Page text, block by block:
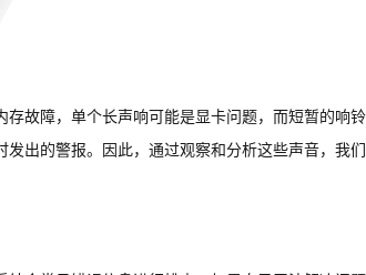
故障，单个长声响可能是显卡问题，而短暂的响
出的警报。因此，通过观察和分析这些声音，我